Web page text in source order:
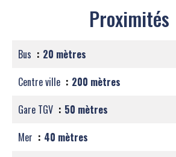
Proximités
Bus
20 mètres
Centre ville
200 mètres
Gare TGV
50 mètres
Mer
40 mètres